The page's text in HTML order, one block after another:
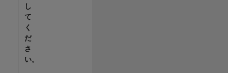
し
て
く
だ
さ
い。